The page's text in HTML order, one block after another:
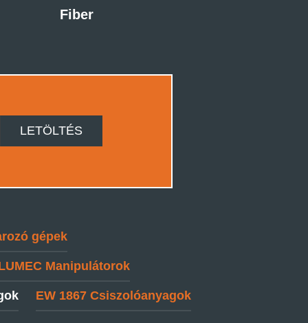
Fiber
LETÖLTÉS
gépek
Manipulátorok
EW 1867 Csiszolóanyagok